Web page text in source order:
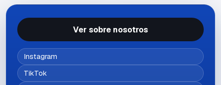
Ver sobre nosotros
Instagram
TikTok